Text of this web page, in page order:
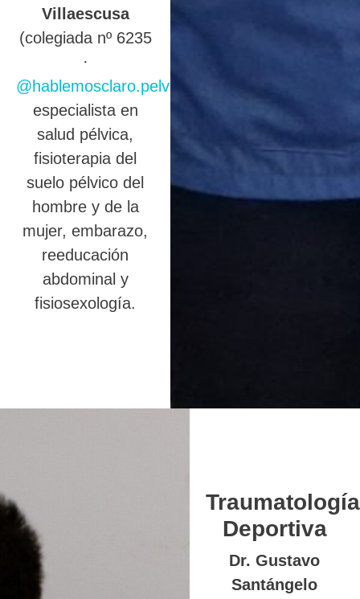
Villaescusa
(colegiada nº 6235
·
@hablemosclaro.pelvic
),
especialista en
salud pélvica,
fisioterapia del
suelo pélvico del
hombre y de la
mujer, embarazo,
reeducación
abdominal y
fisiosexología.
Traumatología
Deportiva
Dr. Gustavo
Santángelo